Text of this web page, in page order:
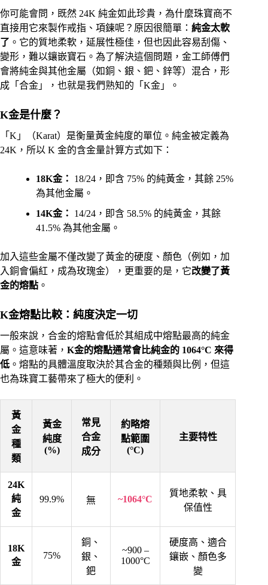
你可能會問，既然 24K 純金如此珍貴，為什麼珠寶商不
直接用它來製作戒指、項鍊呢？原因很簡單： 純金太軟
了 。它的質地柔軟，延展性極佳，但也因此容易刮傷、
變形，難以鑲嵌寶石。為了解決這個問題，金工師傅們
會將純金與其他金屬（如銅、銀、鈀、鋅等）混合，形
成「合金」，也就是我們熟知的「K金」。
K金是什麼？
「K」（Karat）是衡量黃金純度的單位。純金被定義為
24K，所以 K 金的含金量計算方式如下：
18K金：
18/24，即含 75% 的純黃金，其餘 25%
為其他金屬。
14K金：
14/24，即含 58.5% 的純黃金，其餘
41.5% 為其他金屬。
加入這些金屬不僅改變了黃金的硬度、顏色（例如，加
入銅會偏紅，成為玫瑰金），更重要的是，它改變了黃
金的熔點 。
K金熔點比較：純度決定一切
一般來說，合金的熔點會低於其組成中熔點最高的純金
屬。這意味著， K金的熔點通常會比純金的 1064°C 來得
低 。熔點的具體溫度取決於其合金的種類與比例，但這
也為珠寶工藝帶來了極大的便利。
黃
金
種
類
黃金
純度
(%)
常見
合金
成分
約略熔
點範圍
(°C)
主要特性
24K
純
金
99.9% 無 ~1064°C
質地柔軟、具
保值性
18K
金
75%
銅、
銀、
鈀
~900 –
1000°C
硬度高、適合
鑲嵌、顏色多
變